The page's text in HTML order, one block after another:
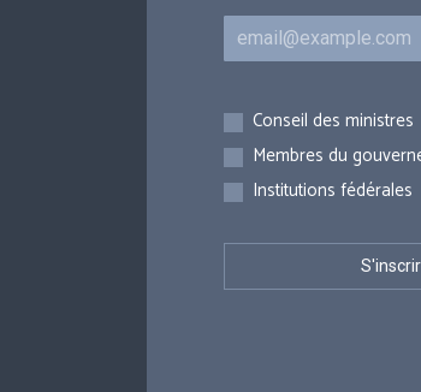
Courriel
Inscriptions
Conseil des ministres
Membres du
Institutions fédérales